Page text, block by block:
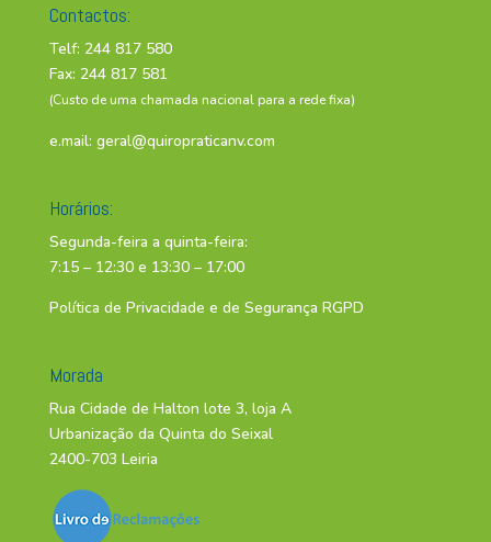
Contactos:
Telf: 244 817 580
Fax: 244 817 581
(Custo de uma chamada nacional para a rede fixa)
e.mail: geral@quiropraticanv.com
Horários:
Segunda-feira a quinta-feira:
7:15 – 12:30 e 13:30 – 17:00
Política de Privacidade e de Segurança RGPD
Morada
Rua Cidade de Halton lote 3, loja A
Urbanização da Quinta do Seixal
2400-703 Leiria